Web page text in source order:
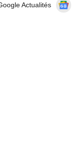
Actualités